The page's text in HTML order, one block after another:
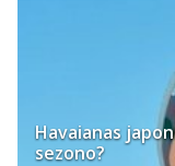
Havaianas
sezono?